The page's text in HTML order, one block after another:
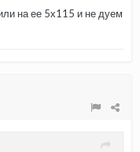
на ее 5х115 и не дуем